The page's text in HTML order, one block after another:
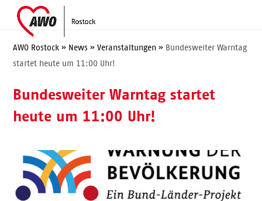
content
Open
mobile
menu
Close
mobile
menu
AWO Rostock » News »Veranstaltungen » Bundesweiter Warntag
startet heute um 11:00 Uhr!
Bundesweiter Warntag startet
heute um 11:00 Uhr!